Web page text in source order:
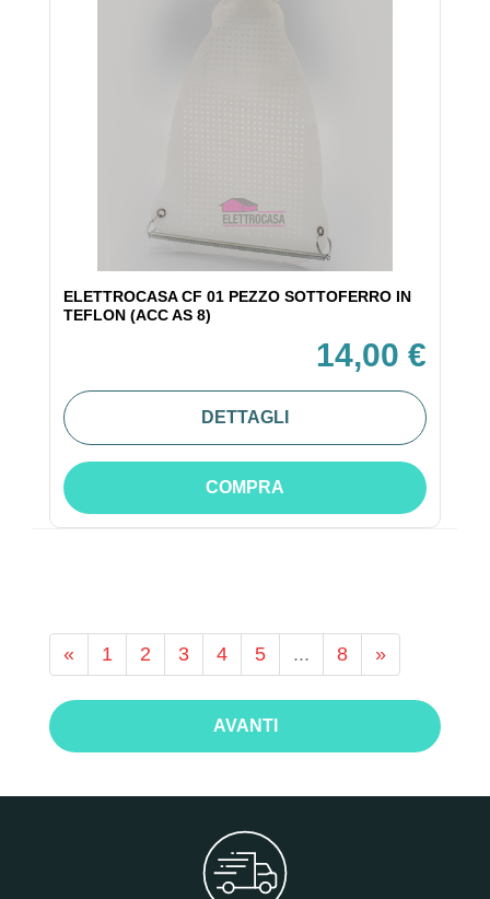
ELETTROCASA CF 01 PEZZO SOTTOFERRO IN
TEFLON (ACC AS 8)
14,00 €
DETTAGLI
COMPRA
« 1 2 3 4 5 ... 8 »
AVANTI